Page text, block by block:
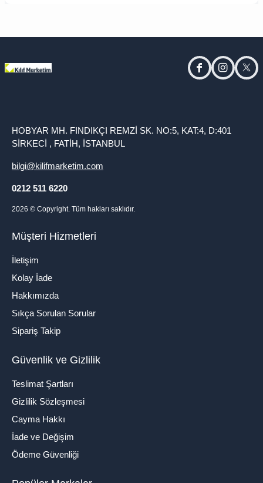
facebookinstagram
HOBYAR MH. FINDIKÇI REMZİ SK. NO:5, KAT:4, D:401
SİRKECİ , FATİH, İSTANBUL
bilgi@kilifmarketim.com
0212 511 6220
2026 © Copyright. Tüm hakları saklıdır.
Müşteri Hizmetleri
İletişim
Kolay İade
Hakkımızda
Sıkça Sorulan Sorular
Sipariş Takip
Güvenlik ve Gizlilik
Teslimat Şartları
Gizlilik Sözleşmesi
Cayma Hakkı
İade ve Değişim
Ödeme Güvenliği